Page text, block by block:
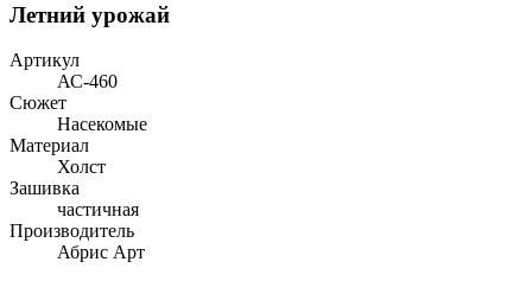
Летний урожай
Артикул
АС-460
Сюжет
Насекомые
Материал
Холст
Зашивка
частичная
Производитель
Абрис Арт